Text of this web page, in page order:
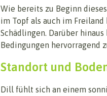
Wie bereits zu Beginn
im Topf als auch im
Schädlingen. Darüber
Bedingungen hervorragend
Standort und
Dill fühlt sich an einem